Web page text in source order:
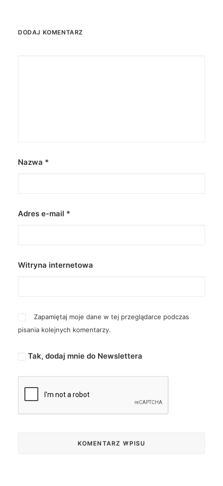
DODAJ KOMENTARZ
Nazwa *
Adres e-mail *
Witryna internetowa
Zapamiętaj moje dane w tej przeglądarce podczas
pisania kolejnych komentarzy.
Tak, dodaj mnie do Newslettera